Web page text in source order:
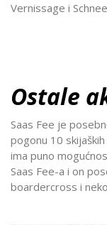
Vernissage i
Ostale
Saas Fee je
pogonu 10
ima puno
Saas Fee-a i on
boardercross i